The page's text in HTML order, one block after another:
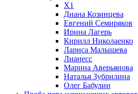
X1
Диана Козинцева
Евгений Семиряков
Ирина Лагерь
Кирилл Николаенко
Лариса Малышева
Лианесс
Марина Аверьянова
Наталья Зубрилина
Олег Бабулин